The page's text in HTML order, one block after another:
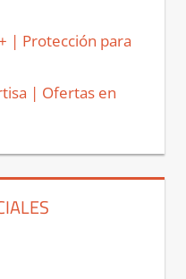
| Protección para
| Ofertas en